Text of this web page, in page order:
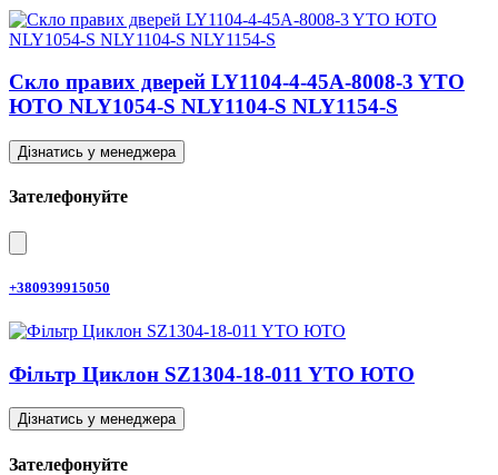
Скло правих дверей LY1104-4-45A-8008-3 YTO
ЮТО NLY1054-S NLY1104-S NLY1154-S
Дізнатись у менеджера
Зателефонуйте
+380939915050
Фільтр Циклон SZ1304-18-011 YTO ЮТО
Дізнатись у менеджера
Зателефонуйте